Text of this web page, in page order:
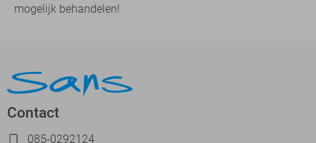
mogelijk behandelen!
Contact
085-0292124